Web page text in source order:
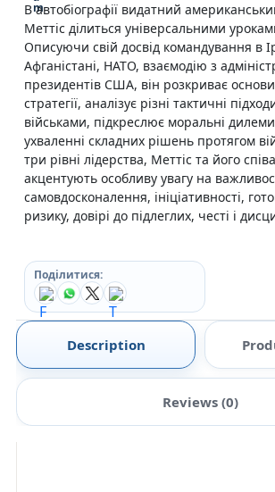
В автобіографії видатний
Меттіс ділиться універсальними
Описуючи свій досвід командування в
Афганістані, НАТО, взаємодію з
президентів США, він розкриває основи
стратегії, аналізує різні тактичні
військами, підкреслює моральні
ухваленні складних рішень протягом
три рівні лідерства, Меттіс та його
акцентують особливу увагу на
самовдосконалення, ініціативності,
ризику, довірі до підлеглих, честі і
Поділитися:
Description
Reviews (0)